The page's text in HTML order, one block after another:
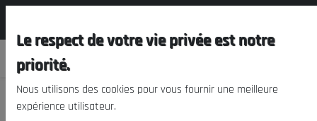
Le respect de votre vie privée est notre
priorité.
Nous utilisons des cookies pour vous fournir une meilleure
expérience utilisateur.